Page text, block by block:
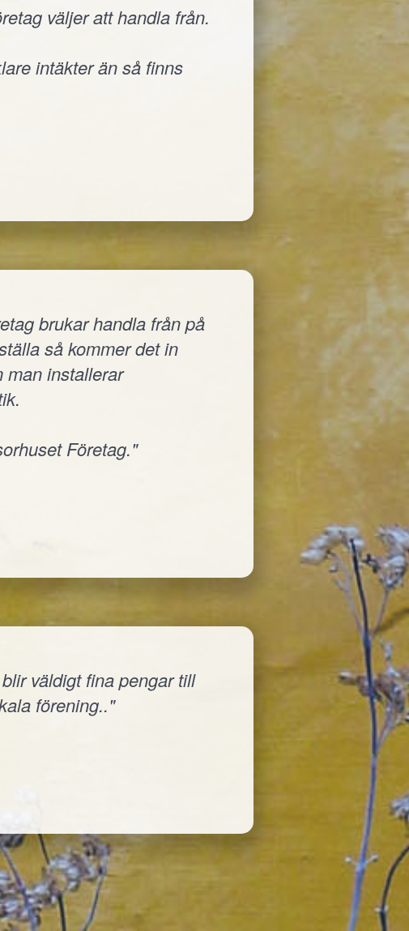
väljer att handla från.
intäkter än så finns
brukar handla från på
så kommer det in
man installerar
Företag."
väldigt fina pengar till
förening.."